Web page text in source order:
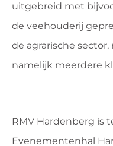
uitgebreid met
de veehouderij
de agrarische
namelijk meerdere
RMV Hardenberg is
Evenementenhal